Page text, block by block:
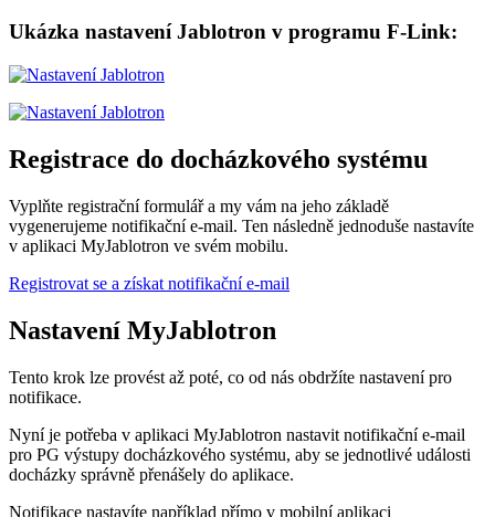
Ukázka nastavení Jablotron v programu F-Link:
Registrace do docházkového systému
Vyplňte registrační formulář a my vám na jeho základě
vygenerujeme notifikační e-mail. Ten následně jednoduše nastavíte
v aplikaci MyJablotron ve svém mobilu.
Registrovat se a získat notifikační e-mail
Nastavení MyJablotron
Tento krok lze provést až poté, co od nás obdržíte nastavení pro
notifikace.
Nyní je potřeba v aplikaci MyJablotron nastavit notifikační e-mail
pro PG výstupy docházkového systému, aby se jednotlivé události
docházky správně přenášely do aplikace.
Notifikace nastavíte například přímo v mobilní aplikaci